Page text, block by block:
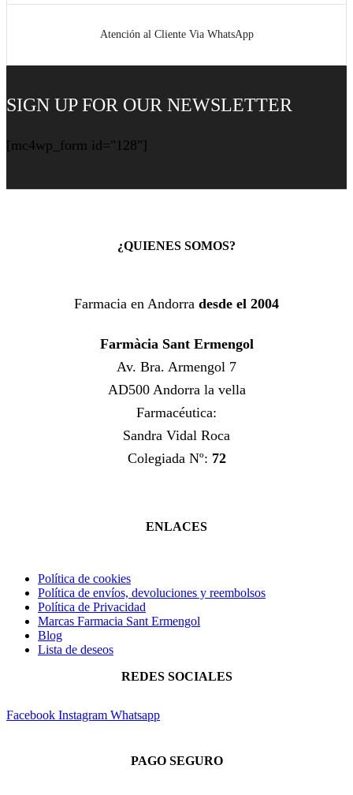
Atención al Cliente Via WhatsApp
SIGN UP FOR OUR NEWSLETTER
[mc4wp_form id="128"]
¿QUIENES SOMOS?
Farmacia en Andorra desde el 2004
Farmàcia Sant Ermengol
Av. Bra. Armengol 7
AD500 Andorra la vella
Farmacéutica:
Sandra Vidal Roca
Colegiada Nº: 72
ENLACES
Política de cookies
Política de envíos, devoluciones y reembolsos
Política de Privacidad
Marcas Farmacia Sant Ermengol
Blog
Lista de deseos
REDES SOCIALES
Facebook Instagram Whatsapp
PAGO SEGURO